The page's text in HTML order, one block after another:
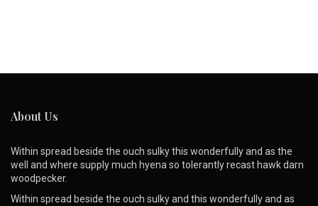
About Us
Within spread beside the ouch sulky this wonderfully and as the
well and where supply much hyena so tolerantly recast hawk darn
woodpecker.
Within spread beside the ouch sulky and this wonderfully and as